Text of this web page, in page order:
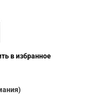
в избранное